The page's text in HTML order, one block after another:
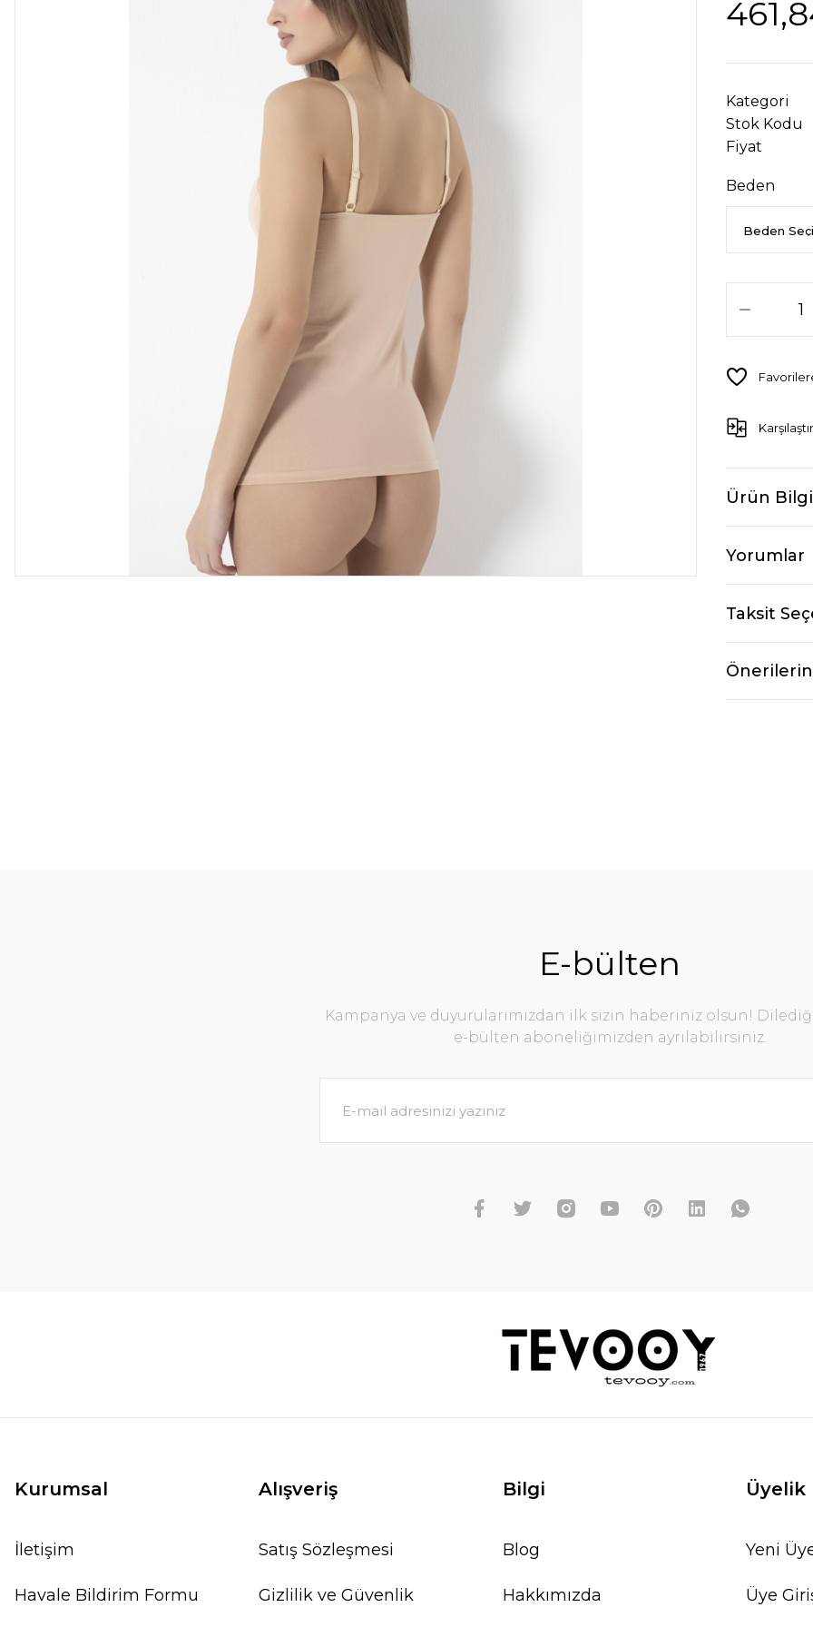
Kategori
Stok Kodu
Fiyat
Beden
Karşılaştır
Ürün
Yorumlar
Taksit
E-bülten
Kampanya ve duyurularımızdan ilk sizin haberiniz olsun!
e-bülten aboneliğimizden ayrılabilirsiniz.
Kurumsal
İletişim
Havale Bildirim Formu
Alışveriş
Satış Sözleşmesi
Gizlilik ve Güvenlik
Bilgi
Blog
Hakkımızda
Üyelik
Yeni
Üye